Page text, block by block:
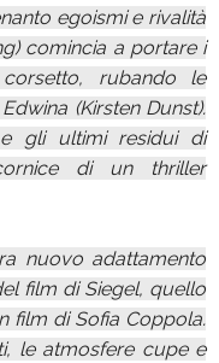
egoismi e rivalità
comincia a portare i
rubando le
(Kirsten Dunst).
e gli ultimi residui di
di un thriller
nuovo adattamento
film di Siegel, quello
film di Sofia Coppola.
le atmosfere cupe e